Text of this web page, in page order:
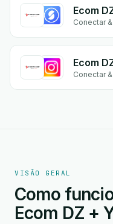
Ecom
Conectar
Ecom
Conectar
VISÃO GERAL
Como
Ecom DZ +